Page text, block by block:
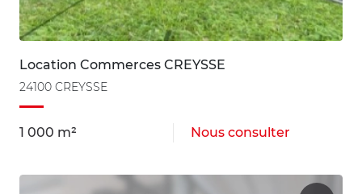
Location Commerces CREYSSE
24100 CREYSSE
1 000 m² Nous consulter